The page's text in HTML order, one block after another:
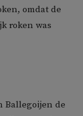
omdat de
roken was
Ballegoijen de